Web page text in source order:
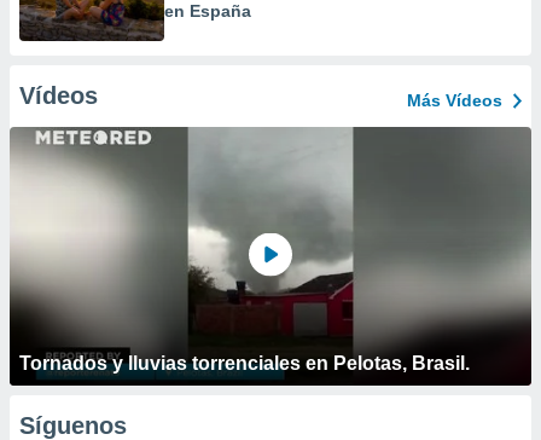
en España
Vídeos Más Vídeos
Tornados y lluvias torrenciales en Pelotas, Brasil.
Síguenos